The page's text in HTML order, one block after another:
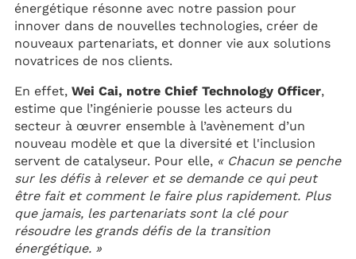
énergétique résonne avec notre passion pour
innover dans de nouvelles technologies, créer de
nouveaux partenariats, et donner vie aux solutions
novatrices de nos clients.
En effet, Wei Cai, notre Chief Technology Officer,
estime que l’ingénierie pousse les acteurs du
secteur à œuvrer ensemble à l’avènement d’un
nouveau modèle et que la diversité et l'inclusion
servent de catalyseur. Pour elle, « Chacun se penche
sur les défis à relever et se demande ce qui peut
être fait et comment le faire plus rapidement. Plus
que jamais, les partenariats sont la clé pour
résoudre les grands défis de la transition
énergétique. »